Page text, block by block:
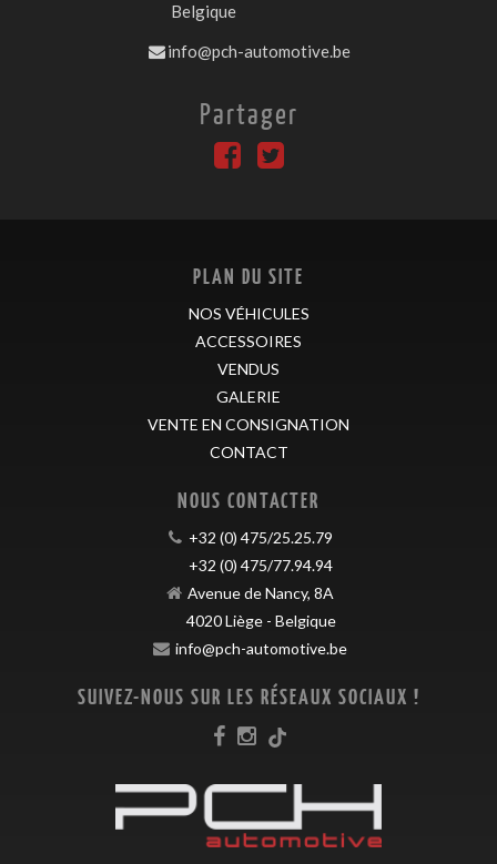
Belgique
info@pch-automotive.be
Partager
PLAN DU SITE
NOS VÉHICULES
ACCESSOIRES
VENDUS
GALERIE
VENTE EN CONSIGNATION
CONTACT
NOUS CONTACTER
+32 (0) 475/25.25.79
+32 (0) 475/77.94.94
Avenue de Nancy, 8A
4020Liège- Belgique
info@pch-automotive.be
SUIVEZ-NOUS SUR LES RÉSEAUX SOCIAUX !